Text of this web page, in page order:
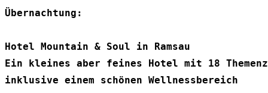
Übernachtung:
inklusive einem schönen Wellnessbereich